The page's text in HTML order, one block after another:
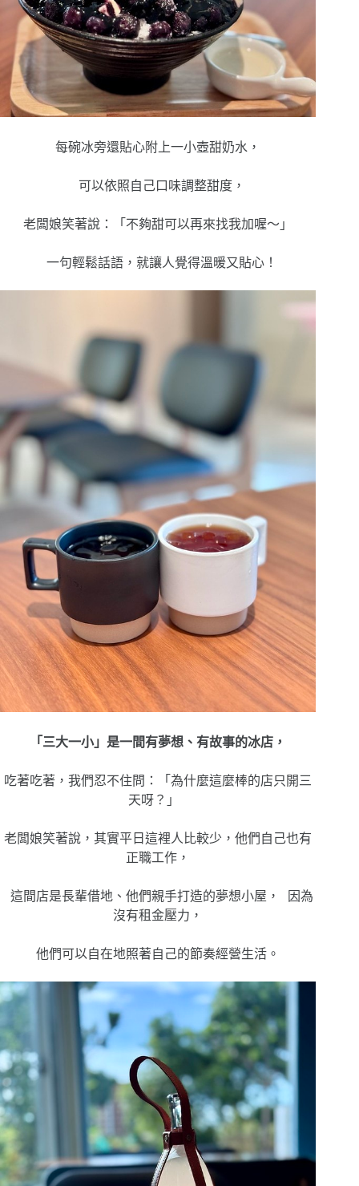
每碗冰旁還貼心附上一小壺甜奶水，
可以依照自己口味調整甜度，
老闆娘笑著說：「不夠甜可以再來找我加喔～」
一句輕鬆話語，就讓人覺得溫暖又貼心！
「三大一小」是一間有夢想、有故事的冰店，
吃著吃著，我們忍不住問：「為什麼這麼棒的店只開三
天呀？」
老闆娘笑著說，其實平日這裡人比較少，他們自己也有
正職工作，
這間店是長輩借地、他們親手打造的夢想小屋， 因為
沒有租金壓力，
他們可以自在地照著自己的節奏經營生活。